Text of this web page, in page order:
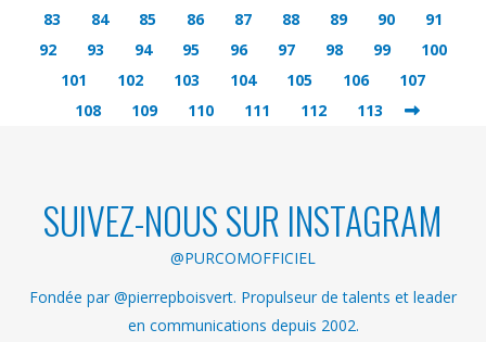
83
84 85 86 87 88 89 90
91
92
93 94 95 96 97 98 99
100
101
102 103 104 105 106
107
108
109 110 111 112 113
SUIVEZ-NOUS SUR INSTAGRAM
@PURCOMOFFICIEL
Fondée par @pierrepboisvert. Propulseur de talents et leader
en communications depuis 2002.